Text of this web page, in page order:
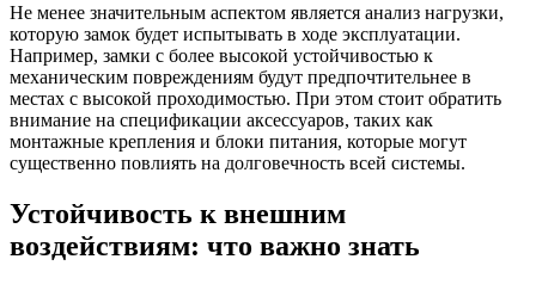
Не менее значительным аспектом является анализ нагрузки,
которую замок будет испытывать в ходе эксплуатации.
Например, замки с более высокой устойчивостью к
механическим повреждениям будут предпочтительнее в
местах с высокой проходимостью. При этом стоит обратить
внимание на спецификации аксессуаров, таких как
монтажные крепления и блоки питания, которые могут
существенно повлиять на долговечность всей системы.
Устойчивость к внешним
воздействиям: что важно знать